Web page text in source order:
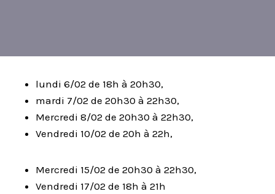
lundi 6/02 de 18h à 20h30,
mardi 7/02 de 20h30 à 22h30,
Mercredi 8/02 de 20h30 à 22h30,
Vendredi 10/02 de 20h à 22h,
Mercredi 15/02 de 20h30 à 22h30,
Vendredi 17/02 de 18h à 21h